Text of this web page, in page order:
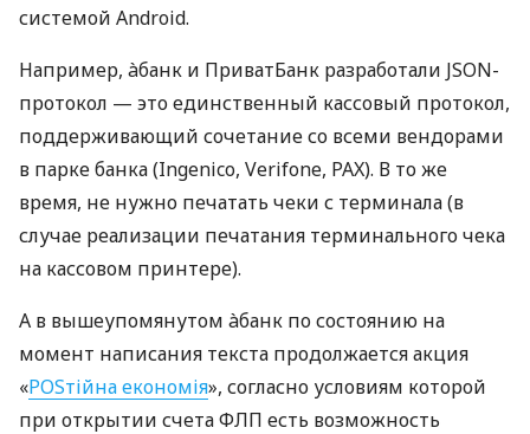
системой Android.
Например, àбанк и ПриватБанк разработали JSON-
протокол — это единственный кассовый протокол,
поддерживающий сочетание со всеми вендорами
в парке банка (Ingenico, Verifone, PAX). В то же
время, не нужно печатать чеки с терминала (в
случае реализации печатания терминального чека
на кассовом принтере).
А в вышеупомянутом àбанк по состоянию на
момент написания текста продолжается акция
«POSтійна економія», согласно условиям которой
при открытии счета ФЛП есть возможность